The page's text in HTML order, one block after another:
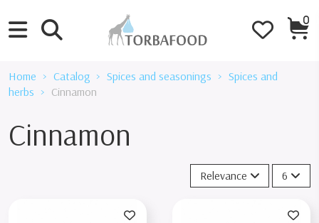
0
Home Catalog Spices and seasonings
Spices and
herbs
Cinnamon
Cinnamon
Relevance 6